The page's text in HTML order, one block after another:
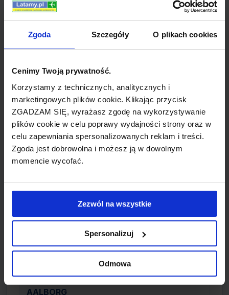
Zgoda Szczegóły O plikach cookies
Cenimy Twoją prywatność.
Korzystamy z technicznych, analitycznych i
marketingowych plików cookie. Klikając przycisk
ZGADZAM SIĘ, wyrażasz zgodę na wykorzystywanie
plików cookie w celu poprawy wydajności strony oraz w
celu zapewniania spersonalizowanych reklam i treści.
Zgoda jest dobrowolna i możesz ją w dowolnym
momencie wycofać.
Zezwól na wszystkie
Spersonalizuj
Odmowa
podczas urlopu. Kopenhaga oferuje bowiem
restauracje, w których można poznać smaki
duńskiej kuchni, a także kawiarnie, bary i
ale również w innych duńskich miastach.
Kolejnym miastem godnym poznania podczas
pobytu w Danii jest Bakken, w którym znajduje
się najstarszy park rozrywki w Europie. Jest
to idealne miejsce dla osób z dziećmi. Liczne
atrkacje, jak na przykład wesołe miasteczko
oraz duża ilość ścieżek rowerowych
państwo, w którym można spędzić urlop
zarówno latem, jak i zimą.
DANII - tanie loty
AALBORG